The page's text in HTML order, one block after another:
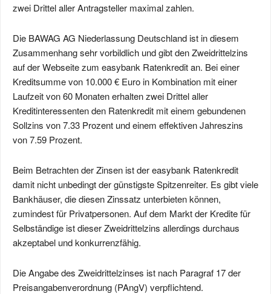
zwei Drittel aller Antragsteller maximal zahlen.
Die BAWAG AG Niederlassung Deutschland ist in diesem
Zusammenhang sehr vorbildlich und gibt den Zweidrittelzins
auf der Webseite zum easybank Ratenkredit an. Bei einer
Kreditsumme von 10.000 € Euro in Kombination mit einer
Laufzeit von 60 Monaten erhalten zwei Drittel aller
Kreditinteressenten den Ratenkredit mit einem gebundenen
Sollzins von 7.33 Prozent und einem effektiven Jahreszins
von 7.59 Prozent.
Beim Betrachten der Zinsen ist der easybank Ratenkredit
damit nicht unbedingt der günstigste Spitzenreiter. Es gibt viele
Bankhäuser, die diesen Zinssatz unterbieten können,
zumindest für Privatpersonen. Auf dem Markt der Kredite für
Selbständige ist dieser Zweidrittelzins allerdings durchaus
akzeptabel und konkurrenzfähig.
Die Angabe des Zweidrittelzinses ist nach Paragraf 17 der
Preisangabenverordnung (PAngV) verpflichtend.